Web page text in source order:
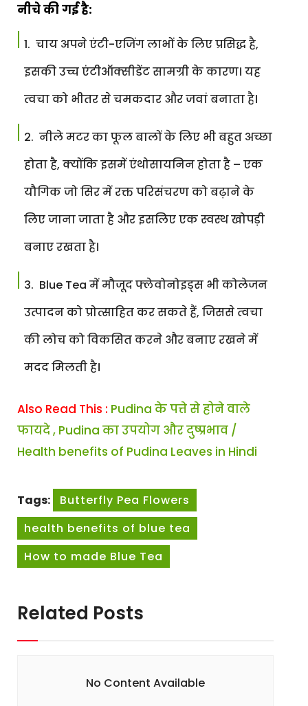
नीचे की गई है:
चाय अपने एंटी-एजिंग लाभों के लिए प्रसिद्ध है,
इसकी उच्च एंटीऑक्सीडेंट सामग्री के कारण। यह
त्वचा को भीतर से चमकदार और जवां बनाता है।
नीले मटर का फूल बालों के लिए भी बहुत अच्छा
होता है, क्योंकि इसमें एंथोसायनिन होता है – एक
यौगिक जो सिर में रक्त परिसंचरण को बढ़ाने के
लिए जाना जाता है और इसलिए एक स्वस्थ खोपड़ी
बनाए रखता है।
Blue Tea में मौजूद फ्लेवोनोइड्स भी कोलेजन
उत्पादन को प्रोत्साहित कर सकते हैं, जिससे त्वचा
की लोच को विकसित करने और बनाए रखने में
मदद मिलती है।
Also Read This : Pudina के पत्ते से होने वाले
फायदे , Pudina का उपयोग और दुष्प्रभाव /
Health benefits of Pudina Leaves in Hindi
Tags:
Butterfly Pea Flowers
health benefits of blue tea
How to made Blue Tea
Related Posts
No Content Available